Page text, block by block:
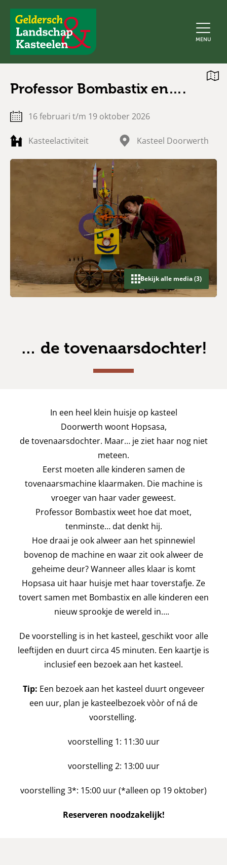
Geldersch
Landschap
en
MENU
Professor Bombastix en….
16 februari t/m 19 oktober 2026
Kasteelactiviteit Kasteel Doorwerth
Open
Bekijk alle media (3)
… de tovenaarsdochter!
In een heel klein huisje op kasteel
Doorwerth woont Hopsasa,
de tovenaarsdochter. Maar… je ziet haar nog niet
meteen.
Eerst moeten alle kinderen samen de
tovenaarsmachine klaarmaken. Die machine is
vroeger van haar vader geweest.
Professor Bombastix weet hoe dat moet,
tenminste… dat denkt hij.
Hoe draai je ook alweer aan het spinnewiel
bovenop de machine en waar zit ook alweer de
geheime deur? Wanneer alles klaar is komt
Hopsasa uit haar huisje met haar toverstafje. Ze
tovert samen met Bombastix en alle kinderen een
nieuw sprookje de wereld in….
De voorstelling is in het kasteel, geschikt voor alle
leeftijden en duurt circa 45 minuten. Een kaartje is
inclusief een bezoek aan het kasteel.
Tip: Een bezoek aan het kasteel duurt ongeveer
een uur, plan je kasteelbezoek vòòr of ná de
voorstelling.
voorstelling 1: 11:30 uur
voorstelling 2: 13:00 uur
voorstelling 3*: 15:00 uur (*alleen op 19 oktober)
Reserveren noodzakelijk!